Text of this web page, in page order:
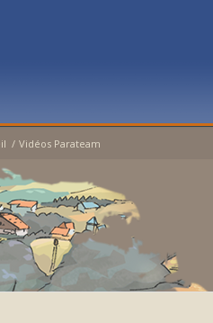
/ Vidéos Parateam